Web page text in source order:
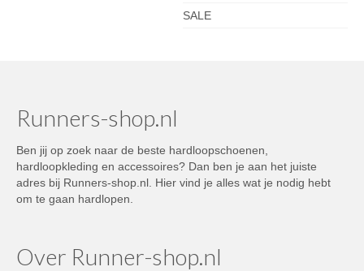
SALE
Runners-shop.nl
Ben jij op zoek naar de beste hardloopschoenen,
hardloopkleding en accessoires? Dan ben je aan het juiste
adres bij Runners-shop.nl. Hier vind je alles wat je nodig hebt
om te gaan hardlopen.
Over Runner-shop.nl